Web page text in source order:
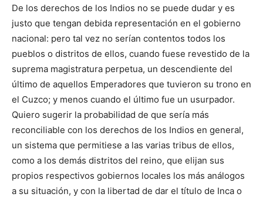
De los derechos de los Indios no se puede dudar y es
justo que tengan debida representación en el gobierno
nacional: pero tal vez no serían contentos todos los
pueblos o distritos de ellos, cuando fuese revestido de la
suprema magistratura perpetua, un descendiente del
último de aquellos Emperadores que tuvieron su trono en
el Cuzco; y menos cuando el último fue un usurpador.
Quiero sugerir la probabilidad de que sería más
reconciliable con los derechos de los Indios en general,
un sistema que permitiese a las varias tribus de ellos,
como a los demás distritos del reino, que elijan sus
propios respectivos gobiernos locales los más análogos
a su situación, y con la libertad de dar el título de Inca o